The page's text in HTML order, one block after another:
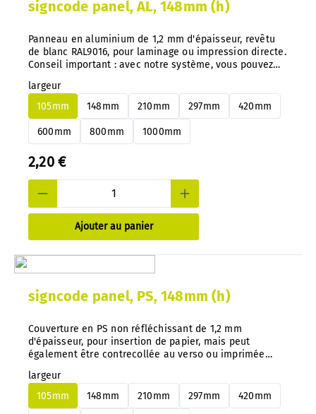
signcode panel, AL, 148mm (h)
Panneau en aluminium de 1,2 mm d'épaisseur, revêtu
de blanc RAL9016, pour laminage ou impression directe.
Conseil important : avec notre système, vous pouvez
moment et très facilement, sans démontage.
largeur
105mm
148mm 210mm 297mm 420mm
600mm 800mm 1000mm
2,20 €
Ajouter au panier
signcode panel, PS, 148mm (h)
Couverture en PS non réfléchissant de 1,2 mm
d'épaisseur, pour insertion de papier, mais peut
également être contrecollée au verso ou imprimée
vous pouvez changer à tout moment et très facilement
les panneaux en aluminium ou en PS, sans les
démonter.
largeur
105mm
148mm 210mm 297mm 420mm